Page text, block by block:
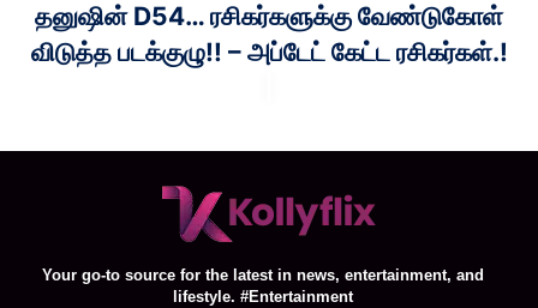
தனுஷின் D54… ரசிகர்களுக்கு வேண்டுகோள்
விடுத்த படக்குழு!! – அப்டேட் கேட்ட ரசிகர்கள்.!
Your go-to source for the latest in news, entertainment, and
lifestyle. #Entertainment